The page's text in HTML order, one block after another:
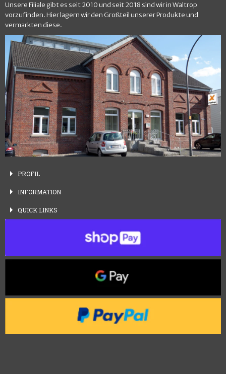
Unsere Filiale gibt es seit 2010 und seit 2018 sind wir in Waltrop
vorzufinden. Hier lagern wir den Großteil unserer Produkte und
vermarkten diese.
PROFIL
INFORMATION
QUICK LINKS